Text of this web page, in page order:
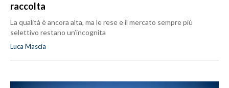
raccolta
La qualità è ancora alta, ma le rese e il mercato sempre più
selettivo restano un’incognita
Luca Mascia